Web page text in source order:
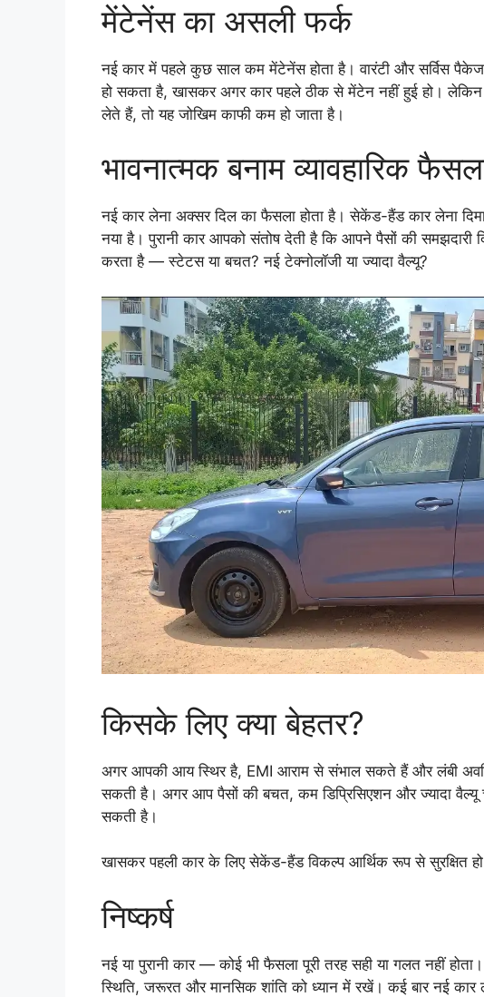
मेंटेनेंस का असली फर्क
नई कार में पहले कुछ साल कम मेंटेनेंस होता है। वारंटी और सर्विस
हो सकता है, खासकर अगर कार पहले ठीक से मेंटेन नहीं हुई हो।
लेते हैं, तो यह जोखिम काफी कम हो जाता है।
भावनात्मक बनाम व्यावहारिक
नई कार लेना अक्सर दिल का फैसला होता है। सेकेंड-हैंड कार लेना
नया है। पुरानी कार आपको संतोष देती है कि आपने पैसों की समझदारी
करता है — स्टेटस या बचत? नई टेक्नोलॉजी या ज्यादा वैल्यू?
किसके लिए क्या बेहतर?
अगर आपकी आय स्थिर है, EMI आराम से संभाल सकते हैं और लंबी
सकती है। अगर आप पैसों की बचत, कम डिप्रिसिएशन और ज्यादा वैल्यू
सकती है।
खासकर पहली कार के लिए सेकेंड-हैंड विकल्प आर्थिक रूप से सुरक्षित
निष्कर्ष
नई या पुरानी कार — कोई भी फैसला पूरी तरह सही या गलत नहीं
स्थिति, जरूरत और मानसिक शांति को ध्यान में रखें। कई बार नई